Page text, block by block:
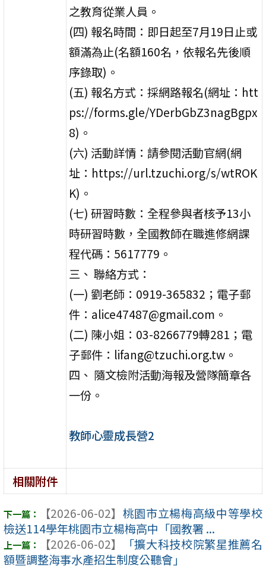
之教育從業人員。
(四) 報名時間：即日起至7月19日止或
額滿為止(名額160名，依報名先後順
序錄取)。
(五) 報名方式：採網路報名(網址：htt
ps://forms.gle/YDerbGbZ3nagBgpx
8)。
(六) 活動詳情：請參閱活動官網(網
址：https://url.tzuchi.org/s/wtROK
K)。
(七) 研習時數：全程參與者核予13小
時研習時數，全國教師在職進修網課
程代碼：5617779。
三、 聯絡方式：
(一) 劉老師：0919-365832；電子郵
件：alice47487@gmail.com。
(二) 陳小姐：03-8266779轉281；電
子郵件：lifang@tzuchi.org.tw。
四、 隨文檢附活動海報及營隊簡章各
一份。
教師心靈成長營2
相關附件
【2026-06-02】 桃園市立楊梅高級中等學校
檢送114學年桃園市立楊梅高中「國教署 ...
【2026-06-02】
「擴大科技校院繁星推薦名
額暨調整海事水產招生制度公聽會」